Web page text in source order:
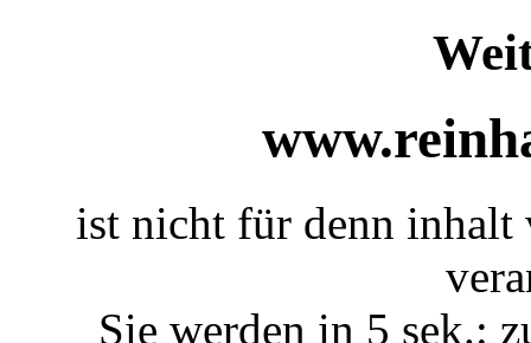
ist nicht für denn inhalt
Sie werden in 5 sek.: